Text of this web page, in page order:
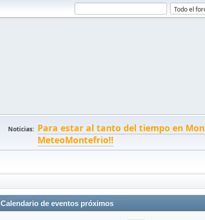
Noticias: Para estar al tanto del tiempo en
MeteoMontefrio!!
Calendario de eventos próximos